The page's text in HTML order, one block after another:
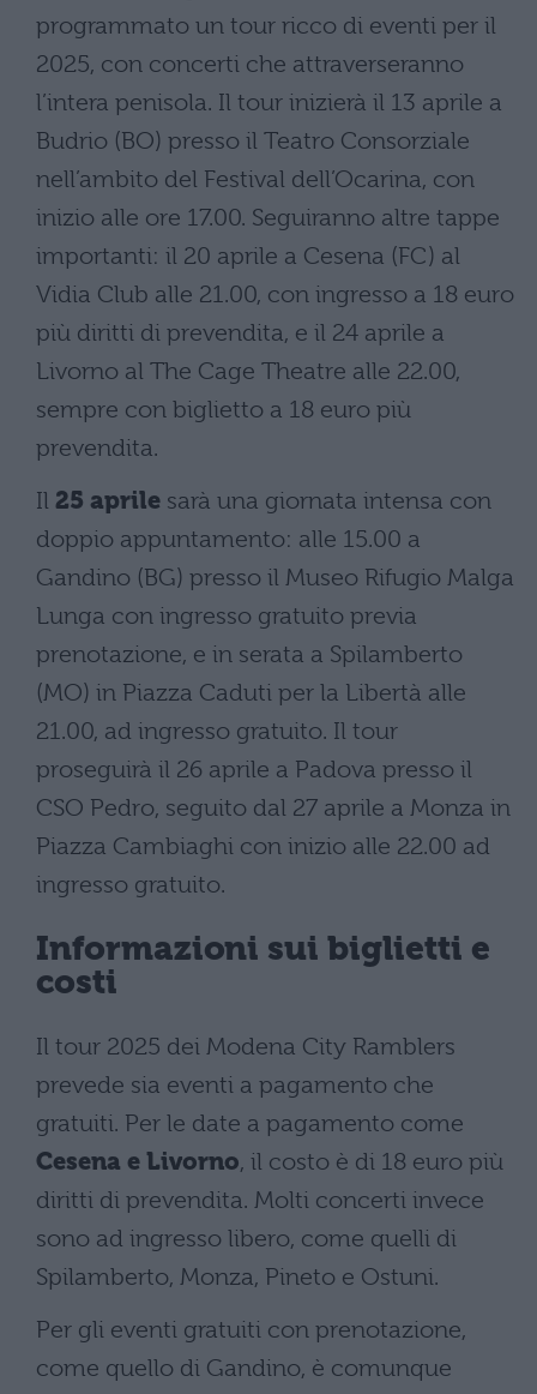
programmato un tour ricco di eventi per il
2025, con concerti che attraverseranno
l’intera penisola. Il tour inizierà il 13 aprile a
Budrio (BO) presso il Teatro Consorziale
nell’ambito del Festival dell’Ocarina, con
inizio alle ore 17.00. Seguiranno altre tappe
importanti: il 20 aprile a Cesena (FC) al
Vidia Club alle 21.00, con ingresso a 18 euro
più diritti di prevendita, e il 24 aprile a
Livorno al The Cage Theatre alle 22.00,
sempre con biglietto a 18 euro più
prevendita.
Il 25 aprile sarà una giornata intensa con
doppio appuntamento: alle 15.00 a
Gandino (BG) presso il Museo Rifugio Malga
Lunga con ingresso gratuito previa
prenotazione, e in serata a Spilamberto
(MO) in Piazza Caduti per la Libertà alle
21.00, ad ingresso gratuito. Il tour
proseguirà il 26 aprile a Padova presso il
CSO Pedro, seguito dal 27 aprile a Monza in
Piazza Cambiaghi con inizio alle 22.00 ad
ingresso gratuito.
Informazioni sui biglietti e
costi
Il tour 2025 dei Modena City Ramblers
prevede sia eventi a pagamento che
gratuiti. Per le date a pagamento come
Cesena e Livorno, il costo è di 18 euro più
diritti di prevendita. Molti concerti invece
sono ad ingresso libero, come quelli di
Spilamberto, Monza, Pineto e Ostuni.
Per gli eventi gratuiti con prenotazione,
come quello di Gandino, è comunque